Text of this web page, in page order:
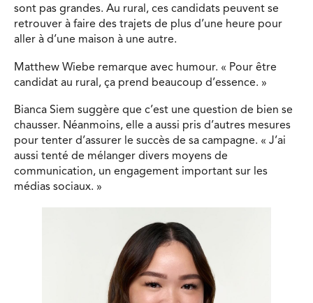
sont pas grandes. Au rural, ces candidats peuvent se
retrouver à faire des trajets de plus d’une heure pour
aller à d’une maison à une autre.
Matthew Wiebe remarque avec humour. « Pour être
candidat au rural, ça prend beaucoup d’essence. »
Bianca Siem suggère que c’est une question de bien se
chausser. Néanmoins, elle a aussi pris d’autres mesures
pour tenter d’assurer le succès de sa campagne. « J’ai
aussi tenté de mélanger divers moyens de
communication, un engagement important sur les
médias sociaux. »